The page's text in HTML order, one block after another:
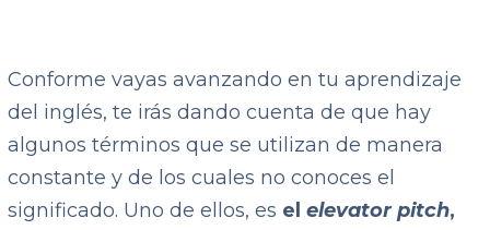
Conforme vayas avanzando en tu aprendizaje
del inglés, te irás dando cuenta de que hay
algunos términos que se utilizan de manera
constante y de los cuales no conoces el
significado. Uno de ellos, es elelevator pitch,